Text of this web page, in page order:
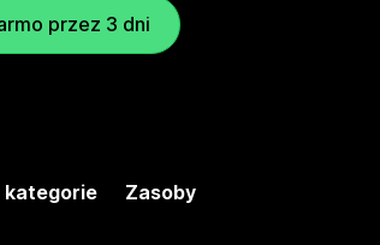
przez 3 dni
kategorie Zasoby